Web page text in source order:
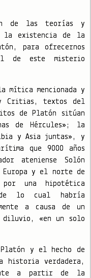
de las teorías y
la existencia de la
para ofrecernos
de este misterio
mítica mencionada y
Critias, textos del
de Platón sitúan
de Hércules»; la
y Asia juntas», y
que 9000 años
ateniense Solón
Europa y el norte de
una hipotética
de lo cual habría
a causa de un
diluvio, «en un solo
y el hecho de
historia verdadera,
a partir de la